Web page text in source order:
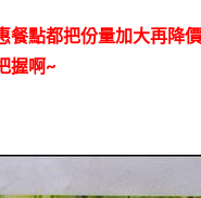
餐點都把份量加大再降
握啊~